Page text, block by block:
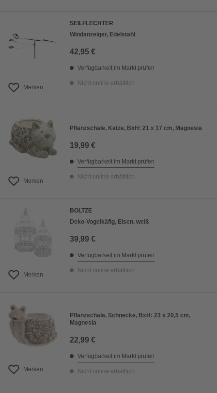
Merken
SEILFLECHTER
Windanzeiger, Edelstahl
42,95 €
Verfügbarkeit im Markt prüfen
Nicht online erhältlich
Merken
Pflanzschale, Katze, BxH: 21 x 17 cm, Magnesia
19,99 €
Verfügbarkeit im Markt prüfen
Nicht online erhältlich
Merken
BOLTZE
Deko-Vogelkäfig, Eisen, weiß
39,99 €
Verfügbarkeit im Markt prüfen
Nicht online erhältlich
Merken
Pflanzschale, Schnecke, BxH: 23 x 20,5 cm,
Magnesia
22,99 €
Verfügbarkeit im Markt prüfen
Nicht online erhältlich